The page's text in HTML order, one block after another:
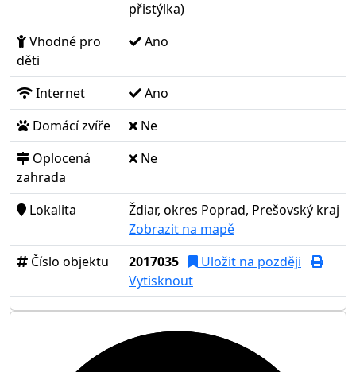
přistýlka)
Vhodné pro
děti
Ano
Internet
Ano
Domácí zvíře
Ne
Oplocená
zahrada
Ne
Lokalita
Ždiar, okres Poprad, Prešovský kraj
Zobrazit na mapě
Číslo objektu
2017035
Uložit na později
Vytisknout